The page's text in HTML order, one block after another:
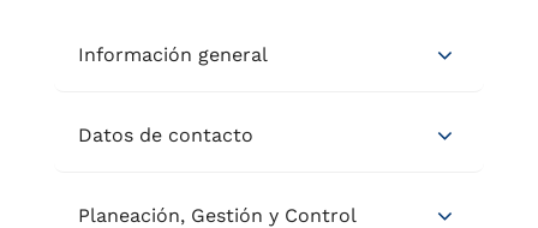
Información general
Datos de contacto
Planeación, Gestión y Control